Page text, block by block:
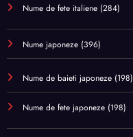
Nume de fete italiene (284)
Nume japoneze (396)
Nume de baieti japoneze (198)
Nume de fete japoneze (198)